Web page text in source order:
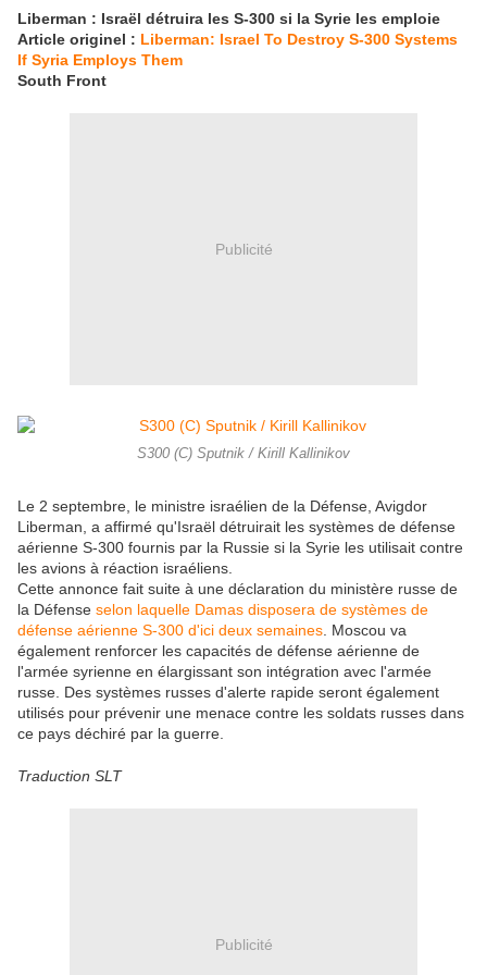
Liberman : Israël détruira les S-300 si la Syrie les emploie
Article originel : Liberman: Israel To Destroy S-300 Systems
If Syria Employs Them
South Front
Publicité
S300 (C) Sputnik / Kirill Kallinikov
Le 2 septembre, le ministre israélien de la Défense, Avigdor
Liberman, a affirmé qu'Israël détruirait les systèmes de défense
aérienne S-300 fournis par la Russie si la Syrie les utilisait contre
les avions à réaction israéliens.
Cette annonce fait suite à une déclaration du ministère russe de
la Défense selon laquelle Damas disposera de systèmes de
défense aérienne S-300 d'ici deux semaines . Moscou va
également renforcer les capacités de défense aérienne de
l'armée syrienne en élargissant son intégration avec l'armée
russe. Des systèmes russes d'alerte rapide seront également
utilisés pour prévenir une menace contre les soldats russes dans
ce pays déchiré par la guerre.
Traduction SLT
Publicité